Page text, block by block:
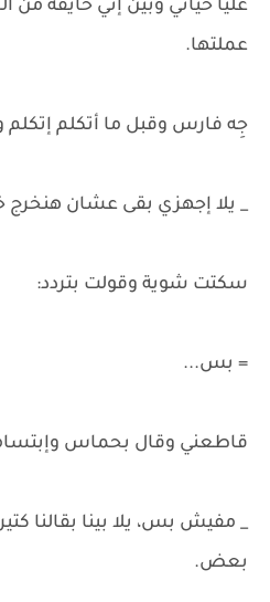
عليا حياتي وبين إني خايفة من
عملتها.
جِه فارس وقبل ما أتكلم إتكلم
_ يلا إجهزي بقى عشان هنخرج
سكتت شوية وقولت بتردد:
= بس...
قاطعني وقال بحماس
_ مفيش بس، يلا بينا بقالنا
بعض.